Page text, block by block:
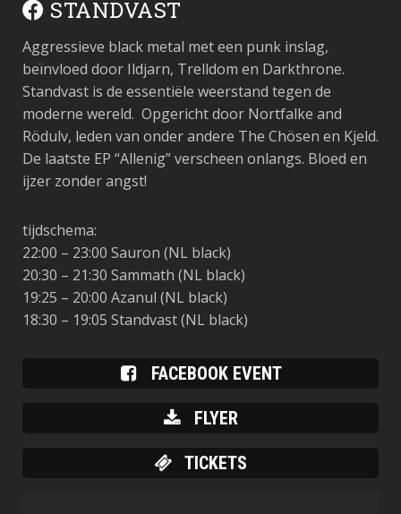
STANDVAST
Aggressieve black metal met een punk inslag,
beïnvloed door Ildjarn, Trelldom en Darkthrone.
Standvast is de essentiële weerstand tegen de
moderne wereld. Opgericht door Nortfalke and
Rödulv, leden van onder andere The Chösen en Kjeld.
De laatste EP “Allenig” verscheen onlangs. Bloed en
ijzer zonder angst!
tijdschema:
22:00 – 23:00 Sauron (NL black)
20:30 – 21:30 Sammath (NL black)
19:25 – 20:00 Azanul (NL black)
18:30 – 19:05 Standvast (NL black)
FACEBOOK EVENT
FLYER
TICKETS